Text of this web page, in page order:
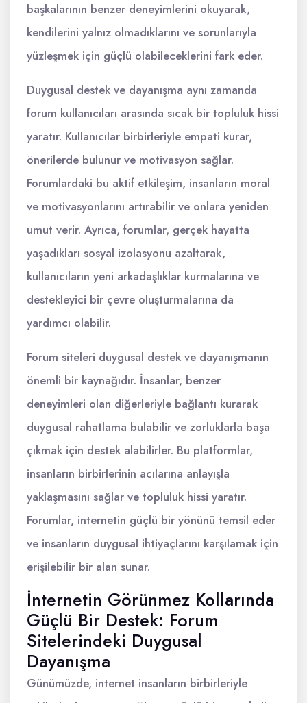
başkalarının benzer deneyimlerini okuyarak,
kendilerini yalnız olmadıklarını ve sorunlarıyla
yüzleşmek için güçlü olabileceklerini fark eder.
Duygusal destek ve dayanışma aynı zamanda
forum kullanıcıları arasında sıcak bir topluluk hissi
yaratır. Kullanıcılar birbirleriyle empati kurar,
önerilerde bulunur ve motivasyon sağlar.
Forumlardaki bu aktif etkileşim, insanların moral
ve motivasyonlarını artırabilir ve onlara yeniden
umut verir. Ayrıca, forumlar, gerçek hayatta
yaşadıkları sosyal izolasyonu azaltarak,
kullanıcıların yeni arkadaşlıklar kurmalarına ve
destekleyici bir çevre oluşturmalarına da
yardımcı olabilir.
Forum siteleri duygusal destek ve dayanışmanın
önemli bir kaynağıdır. İnsanlar, benzer
deneyimleri olan diğerleriyle bağlantı kurarak
duygusal rahatlama bulabilir ve zorluklarla başa
çıkmak için destek alabilirler. Bu platformlar,
insanların birbirlerinin acılarına anlayışla
yaklaşmasını sağlar ve topluluk hissi yaratır.
Forumlar, internetin güçlü bir yönünü temsil eder
ve insanların duygusal ihtiyaçlarını karşılamak için
erişilebilir bir alan sunar.
İnternetin Görünmez Kollarında
Güçlü Bir Destek: Forum
Sitelerindeki Duygusal
Dayanışma
Günümüzde, internet insanların birbirleriyle